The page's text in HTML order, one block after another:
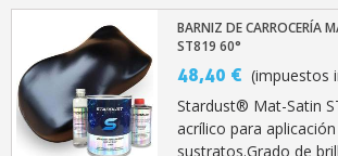
BARNIZ DE CARROCERÍA
ST819 60°
48,40 € (impuestos
Stardust® Mat-Satin
acrílico para
sustratos.Grado de